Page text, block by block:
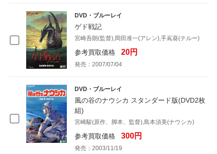
DVD・ブルーレイ
ゲド戦記
宮崎吾朗(監督),岡田准一(アレン),手嶌葵(テルー)
参考買取価格 20円
発売：2007/07/04
DVD・ブルーレイ
風の谷のナウシカ スタンダード版(DVD2枚
組)
宮崎駿(原作、脚本、監督),島本須美(ナウシカ)
参考買取価格 300円
発売：2003/11/19